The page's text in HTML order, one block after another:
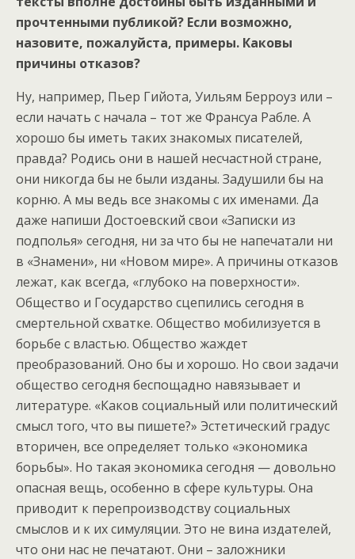
прочтенными публикой? Если возможно,
назовите, пожалуйста, примеры. Каковы
причины отказов?
Ну, например, Пьер Гийота, Уильям Берроуз или –
если начать с начала – тот же Франсуа Рабле. А
хорошо бы иметь таких знакомых писателей,
правда? Родись они в нашей несчастной стране,
они никогда бы не были изданы. Задушили бы на
корню. А мы ведь все знакомы с их именами. Да
даже напиши Достоевский свои «Записки из
подполья» сегодня, ни за что бы не напечатали ни
в «Знамени», ни «Новом мире». А причины отказов
лежат, как всегда, «глубоко на поверхности».
Общество и Государство сцепились сегодня в
смертельной схватке. Общество мобилизуется в
борьбе с властью. Общество жаждет
преобразований. Оно бы и хорошо. Но свои задачи
общество сегодня беспощадно навязывает и
литературе. «Каков социальный или политический
смысл того, что вы пишете?» Эстетический градус
вторичен, все определяет только «экономика
борьбы». Но такая экономика сегодня — довольно
опасная вещь, особенно в сфере культуры. Она
приводит к перепроизводству социальных
смыслов и к их симуляции. Это не вина издателей,
что они нас не печатают. Они – заложники